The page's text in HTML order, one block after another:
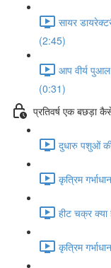
सायर
(2:45)
आप वीर्य
(0:31)
प्रतिवर्ष एक बछड़ा
दुधारु पशुओं
कृत्रिम
हीट चक्र
कृत्रिम